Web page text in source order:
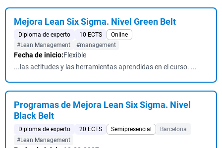
Mejora Lean Six Sigma. Nivel Green Belt
Diploma de experto 10 ECTS
Online
#Lean Management
#management
Fecha de inicio:Flexible
...las actitudes y las herramientas aprendidas en el curso. ...
Programas de Mejora Lean Six Sigma. Nivel
Black Belt
Diploma de experto 20 ECTS Semipresencial
Barcelona
#Lean Management